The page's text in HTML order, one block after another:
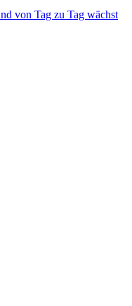
von Tag zu Tag wächst